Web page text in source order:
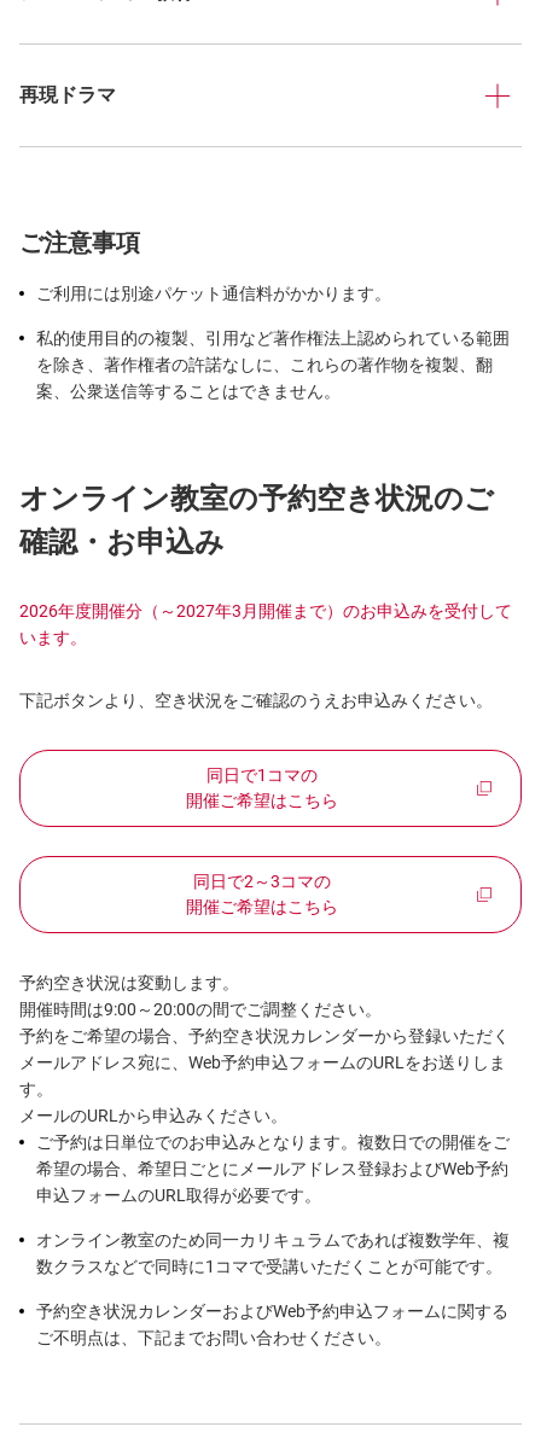
再現ドラマ
ご注意事項
ご利用には別途パケット通信料がかかります。
私的使用目的の複製、引用など著作権法上認められている範囲
を除き、著作権者の許諾なしに、これらの著作物を複製、翻
案、公衆送信等することはできません。
オンライン教室の予約空き状況のご
確認・お申込み
2026年度開催分（～2027年3月開催まで）のお申込みを受付して
います。
下記ボタンより、空き状況をご確認のうえお申込みください。
同日で1コマの
開催ご希望はこちら
同日で2～3コマの
開催ご希望はこちら
予約空き状況は変動します。​
開催時間は9:00～20:00の間でご調整ください。
予約をご希望の場合、予約空き状況カレンダーから登録いただく
メールアドレス宛に、Web予約申込フォームのURLをお送りしま
す。
メールのURLから申込みください。
ご予約は日単位でのお申込みとなります。複数日での開催をご
希望の場合、希望日ごとにメールアドレス登録およびWeb予約
申込フォームのURL取得が必要です。
オンライン教室のため同一カリキュラムであれば複数学年、複
数クラスなどで同時に1コマで受講いただくことが可能です。
予約空き状況カレンダーおよびWeb予約申込フォームに関する
ご不明点は、下記までお問い合わせください。